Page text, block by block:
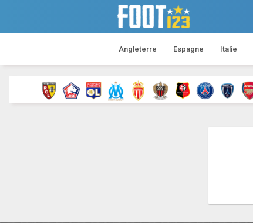
Angleterre Espagne Italie